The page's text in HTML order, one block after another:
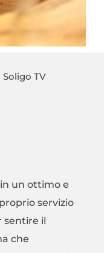
Soligo TV
un ottimo e
servizio
sentire il
che